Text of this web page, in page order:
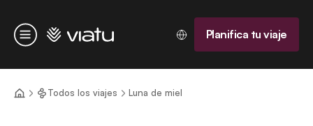
Menú
Página de inicio Planifica tu viaje
Todos los viajes Luna de miel